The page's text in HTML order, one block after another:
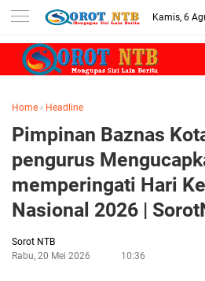
Kamis, 6
Home › Headline
Pimpinan Baznas
pengurus
memperingati Hari
Nasional 2026 |
Sorot NTB
Rabu, 20 Mei 2026
10:36